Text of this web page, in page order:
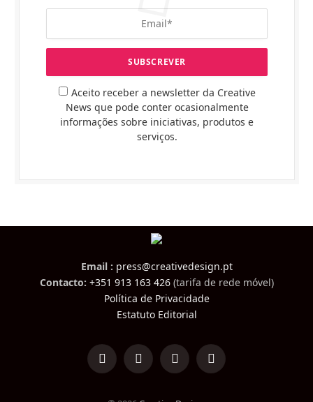
Aceito receber a newsletter da Creative
News que pode conter ocasionalmente
informações sobre iniciativas, produtos e
serviços.
Email : press@creativedesign.pt
Contacto: +351 913 163 426(tarifa de rede móvel)
Política de Privacidade
Estatuto Editorial
LinkedInFacebookInstagramTikTok